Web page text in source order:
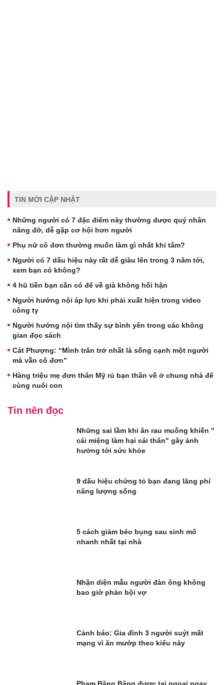
TIN MỚI CẬP NHẬT
Những người có 7 đặc điểm này thường được quý nhân
nâng đỡ, dễ gặp cơ hội hơn người
Phụ nữ cô đơn thường muốn làm gì nhất khi tắm?
Người có 7 dấu hiệu này rất dễ giàu lên trong 3 năm tới,
xem bạn có không?
4 hũ tiền bạn cần có để về già không hối hận
Người hướng nội áp lực khi phải xuất hiện trong video
công ty
Người hướng nội tìm thấy sự bình yên trong các không
gian đọc sách
Cát Phượng: “Mình trăn trở nhất là sống cạnh một người
mà vẫn cô đơn”
Hàng triệu mẹ đơn thân Mỹ rủ bạn thân về ở chung nhà để
cùng nuôi con
Tin nên đọc
Những sai lầm khi ăn rau muống khiến "
cái miệng làm hại cái thân" gây ảnh
hưởng tới sức khỏe
9 dấu hiệu chứng tỏ bạn đang lãng phí
năng lượng sống
5 cách giảm béo bụng sau sinh mổ
nhanh nhất tại nhà
Nhận diện mẫu người đàn ông không
bao giờ phản bội vợ
Cảnh báo: Gia đình 3 người suýt mất
mạng vì ăn mướp theo kiểu này
Phạm Băng Băng được tại ngoại ngay